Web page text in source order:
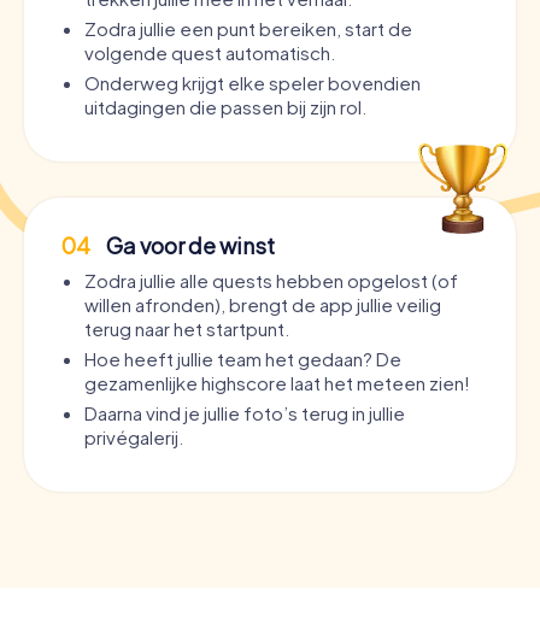
Zodra jullie een punt bereiken, start de
volgende quest automatisch.
Onderweg krijgt elke speler bovendien
uitdagingen die passen bij zijn rol.
04 Ga voor de winst
Zodra jullie alle quests hebben opgelost (of
willen afronden), brengt de app jullie veilig
terug naar het startpunt.
Hoe heeft jullie team het gedaan? De
gezamenlijke highscore laat het meteen zien!
Daarna vind je jullie foto’s terug in jullie
privégalerij.